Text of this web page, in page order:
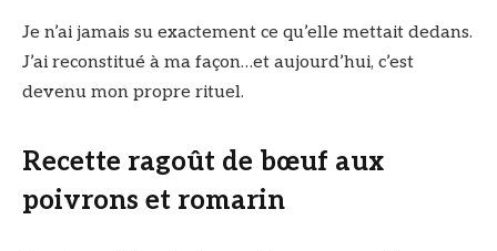
Je n’ai jamais su exactement ce qu’elle mettait dedans.
J’ai reconstitué à ma façon…et aujourd’hui, c’est
devenu mon propre rituel.
Recette ragoût de bœuf aux
poivrons et romarin